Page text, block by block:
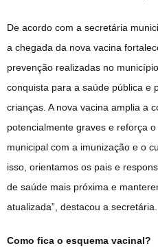
De acordo com a secretária
a chegada da nova vacina
prevenção realizadas no
conquista para a saúde pública e
crianças. A nova vacina amplia a
potencialmente graves e reforça
municipal com a imunização e o
isso, orientamos os pais e
de saúde mais próxima e
atualizada”, destacou a secretária.
Como fica o esquema vacinal?